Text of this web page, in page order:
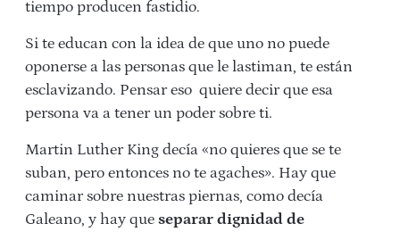
tiempo producen fastidio.
Si te educan con la idea de que uno no puede
oponerse a las personas que le lastiman, te están
esclavizando. Pensar eso quiere decir que esa
persona va a tener un poder sobre ti.
Martin Luther King decía «no quieres que se te
suban, pero entonces no te agaches». Hay que
caminar sobre nuestras piernas, como decía
Galeano, y hay que separar dignidad de